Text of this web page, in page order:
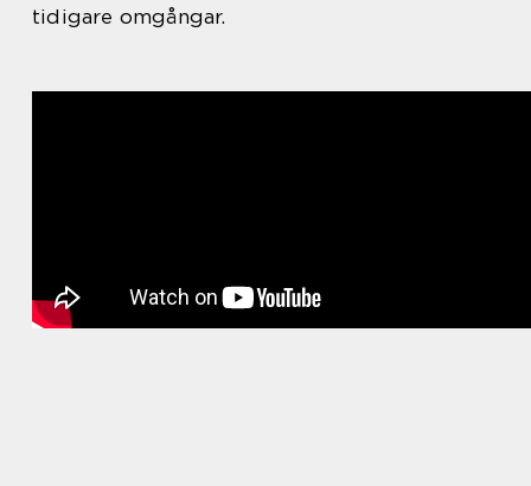
tidigare omgångar.